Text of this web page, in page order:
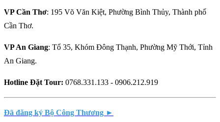
VP Cần Thơ: 195 Võ Văn Kiệt, Phường Bình Thủy, Thành phố
Cần Thơ.
VP An Giang: Tổ 35, Khóm Đông Thạnh, Phường Mỹ Thới, Tỉnh
An Giang.
Hotline Đặt Tour: 0768.331.133 - 0906.212.919
Đã đăng ký Bộ Công Thương ►